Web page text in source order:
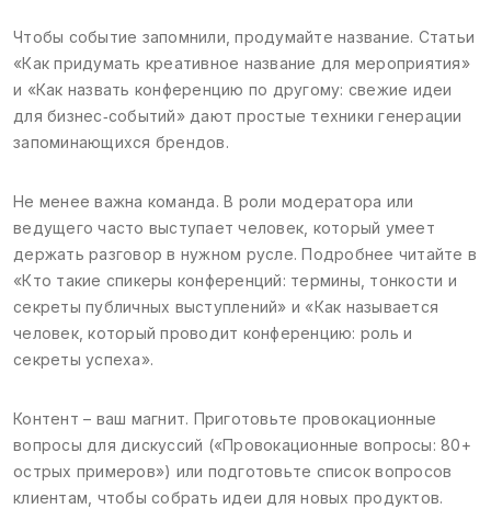
Чтобы событие запомнили, продумайте название. Статьи
«Как придумать креативное название для мероприятия»
и «Как назвать конференцию по другому: свежие идеи
для бизнес‑событий» дают простые техники генерации
запоминающихся брендов.
Не менее важна команда. В роли модератора или
ведущего часто выступает человек, который умеет
держать разговор в нужном русле. Подробнее читайте в
«Кто такие спикеры конференций: термины, тонкости и
секреты публичных выступлений» и «Как называется
человек, который проводит конференцию: роль и
секреты успеха».
Контент – ваш магнит. Приготовьте провокационные
вопросы для дискуссий («Провокационные вопросы: 80+
острых примеров») или подготовьте список вопросов
клиентам, чтобы собрать идеи для новых продуктов.